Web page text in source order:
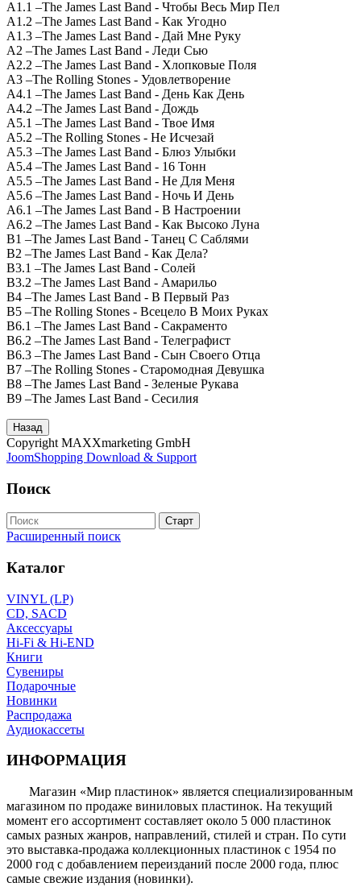
A1.1 –The James Last Band - Чтобы Весь Мир Пел
A1.2 –The James Last Band - Как Угодно
A1.3 –The James Last Band - Дай Мне Руку
A2 –The James Last Band - Леди Сью
A2.2 –The James Last Band - Хлопковые Поля
A3 –The Rolling Stones - Удовлетворение
A4.1 –The James Last Band - День Как День
A4.2 –The James Last Band - Дождь
A5.1 –The James Last Band - Твое Имя
A5.2 –The Rolling Stones - Не Исчезай
A5.3 –The James Last Band - Блюз Улыбки
A5.4 –The James Last Band - 16 Тонн
A5.5 –The James Last Band - Не Для Меня
A5.6 –The James Last Band - Ночь И День
A6.1 –The James Last Band - В Настроении
A6.2 –The James Last Band - Как Высоко Луна
B1 –The James Last Band - Танец С Саблями
B2 –The James Last Band - Как Дела?
B3.1 –The James Last Band - Солей
B3.2 –The James Last Band - Амарильо
B4 –The James Last Band - В Первый Раз
B5 –The Rolling Stones - Всецело В Моих Руках
B6.1 –The James Last Band - Сакраменто
B6.2 –The James Last Band - Телеграфист
B6.3 –The James Last Band - Сын Своего Отца
B7 –The Rolling Stones - Старомодная Девушка
B8 –The James Last Band - Зеленые Рукава
B9 –The James Last Band - Сесилия
Copyright MAXXmarketing GmbH
JoomShopping Download & Support
Поиск
Расширенный поиск
Каталог
VINYL (LP)
CD, SACD
Аксессуары
Hi-Fi & Hi-END
Книги
Сувениры
Подарочные
Новинки
Распродажа
Аудиокассеты
ИНФОРМАЦИЯ
Магазин «Мир пластинок» является специализированным
магазином по продаже виниловых пластинок. На текущий
момент его ассортимент составляет около 5 000 пластинок
самых разных жанров, направлений, стилей и стран. По сути
это выставка-продажа коллекционных пластинок с 1954 по
2000 год с добавлением переизданий после 2000 года, плюс
самые свежие издания (новинки).